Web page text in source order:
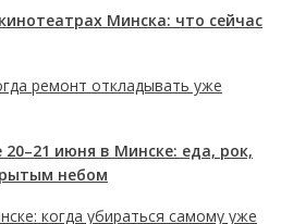
Минска: что сейчас
ремонт откладывать уже
июня в Минске: еда, рок,
небом
когда убираться самому уже